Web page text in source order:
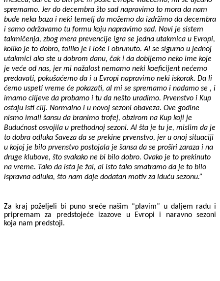
spremamo. Jer do decembra što sad napravimo to mora da nam
bude neka baza i neki temelj da možemo da izdržimo da decembra
i samo održavamo tu formu koju napravimo sad. Novi je sistem
takmičenja, zbog mera prevencije igra se jedna utakmica u Evropi,
koliko je to dobro, toliko je i loše i obrunuto. Al se sigurno u jednoj
utakmici ako ste u dobrom danu, čak i da dobijemo neko ime koje
je veće od nas, jer mi nažalost nemamo neki koeficijent nećemo
predavati, pokušaćemo da i u Evropi napravimo neki iskorak. Da li
ćemo uspeti vreme će pokazati, al mi se spremamo i nadamo se , i
imamo ciljeve da probamo i tu da nešto uradimo. Prvenstvo i Kup
ostaju isti cilj. Normalno i u novoj sezoni obaveza. Ove godine
nismo imali šansu da branimo trofej, obzirom na Kup koji je
Budućnost osvojila u prethodnoj sezoni. Al šta je tu je, mislim da je
to dobra odluka Saveza da se prekine prvenstvo, jer u onoj situaciji
u kojoj je bilo prvenstvo postojala je šansa da se proširi zaraza i na
druge klubove, što svakako ne bi bilo dobro. Ovako je to prekinuto
na vreme. Tako da ista je žal, al isto tako smatramo da je to bilo
ispravna odluka, što nam daje dodatan motiv za iduću sezonu.”
Za kraj poželjeli bi puno sreće našim “plavim” u daljem radu i
pripremam za predstojeće izazove u Evropi i naravno sezoni
koja nam predstoji.